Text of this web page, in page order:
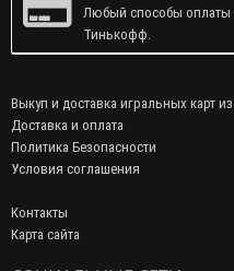
Любый способы оплаты
Тинькофф.
Выкуп и доставка игральных карт
Доставка и оплата
Политика Безопасности
Условия соглашения
Контакты
Карта сайта